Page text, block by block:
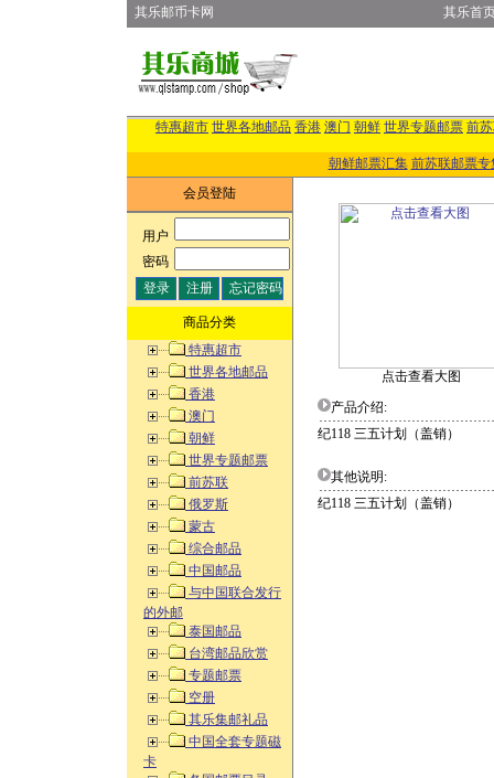
其乐邮币卡网 其乐首
特惠超市 世界各地邮品 香港 澳门 朝鲜 世界专题邮票 前
朝鲜邮票汇集 前苏联邮票专
会员登陆
用户:
密码:
商品分类
特惠超市
世界各地邮品
香港
澳门
朝鲜
世界专题邮票
前苏联
俄罗斯
蒙古
综合邮品
中国邮品
与中国联合发行
的外邮
泰国邮品
台湾邮品欣赏
专题邮票
空册
其乐集邮礼品
中国全套专题磁
卡
点击查看大图
产品介绍:
纪118 三五计划（盖销）
其他说明:
纪118 三五计划（盖销）